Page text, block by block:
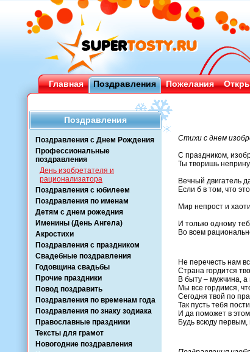
Главная Поздравления Пожелания
Поздравления
Поздравления с Днем Рождения
Профессиональные
поздравления
День изобретателя и
рационализатора
Поздравления с юбилеем
Поздравления по именам
Детям с днем рожедния
Именины (День Ангела)
Акростихи
Поздравления с праздником
Свадебные поздравления
Годовщина свадьбы
Прочие праздники
Повод поздравить
Поздравления по временам года
Поздравления по знаку зодиака
Православные праздники
Тексты для грамот
Новогодние поздравления
Стихи с днем
С праздником,
Ты творишь
Вечный двигатель
Если б в том, что
Мир непрост и
И только одному
Во всем
Не перечесть нам
Страна гордится
В быту – мужчина, а
Мы все гордимся,
Сегодня твой по
Так пусть тебя
И да поможет в
Будь всюду первым,